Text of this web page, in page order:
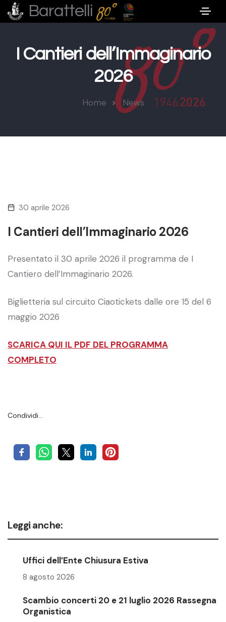
Barattelli
I Cantieri dell’Immaginario
2026
Home News
30 aprile 2026
I Cantieri dell’Immaginario 2026
Presentato il 30 aprile 2026 il programma de I
Cantiero dell’Immaginario 2026.
Biglietteria sul circuito Ciaotickets dalle ore 15 del 6
maggio 2026
SCARICA QUI IL PDF DEL PROGRAMMA
COMPLETO
Condividi…
Leggi anche:
Uffici dell’Ente Chiusura Estiva
8 agosto 2026
Scambio concerti 20 e 21 luglio 2026 Rassegna
Organistica